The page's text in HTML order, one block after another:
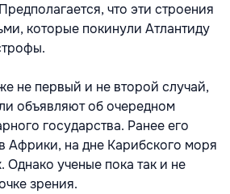
что эти строения
которые покинули Атлантиду
не первый и не второй случай,
объявляют об очередном
государства. Ранее его
Африки, на дне Карибского моря
Однако ученые пока так и не
зрения.